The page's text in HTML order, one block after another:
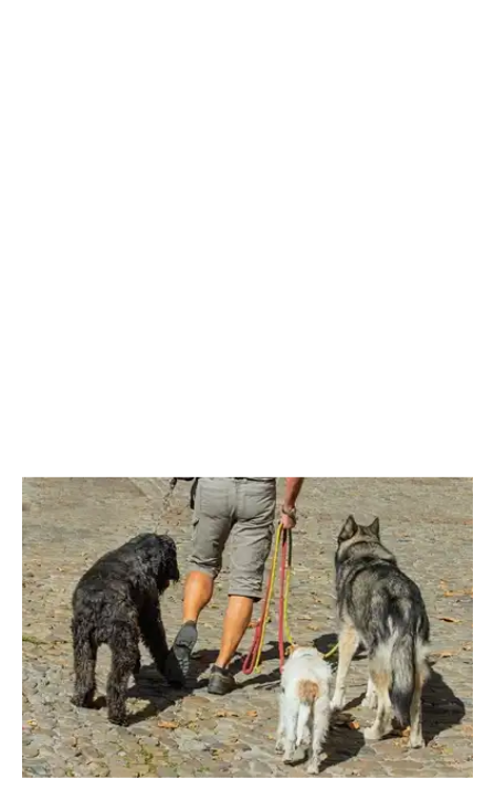
Service Garde d'animaux Promeneur chien
Service : Promeneur chien
Service Promeneur chien